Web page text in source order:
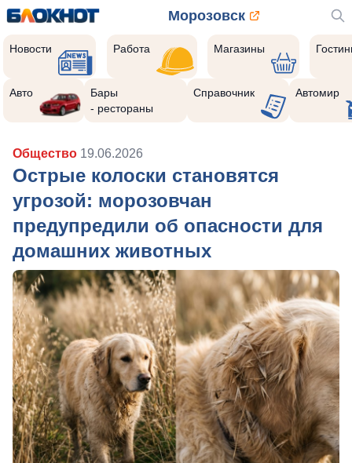
Морозовск
Новости Работа Магазины
Авто
Бары
- рестораны
Справочник Автомир
Общество 19.06.2026
Острые колоски становятся
угрозой: морозовчан
предупредили об опасности для
домашних животных